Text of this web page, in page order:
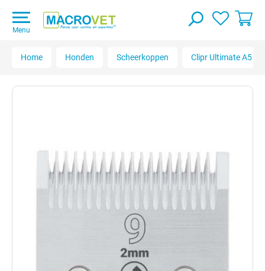
Menu
Home Honden Scheerkoppen Clipr Ultimate A5